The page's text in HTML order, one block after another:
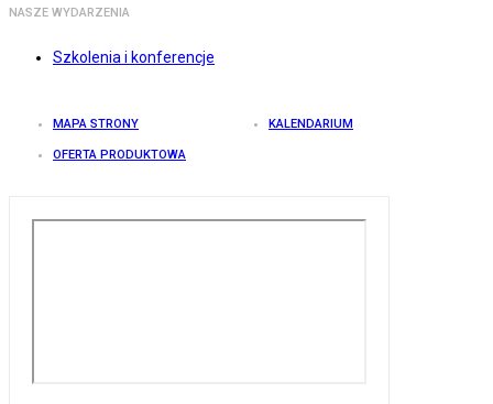
NASZE WYDARZENIA
Szkolenia i konferencje
MAPA STRONY KALENDARIUM
OFERTA PRODUKTOWA